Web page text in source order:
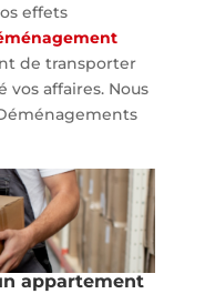
effets
de transporter
affaires. Nous
appartement